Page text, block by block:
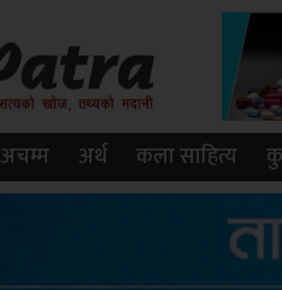
अचम्म अर्थ कला साहित्य